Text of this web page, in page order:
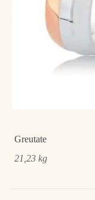
Greutate
21,23 kg